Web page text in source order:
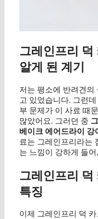
그레인프리 덕
알게 된 계기
저는 평소에 반려견의
고 있었습니다. 그런
부 문제가 이 사료 때
많았어요. 그러던 중
베이크 에어드라이 강
료는 그레인프리라는
는 느낌이 강하게 들
그레인프리 덕
특징
이제 그레인프리 덕